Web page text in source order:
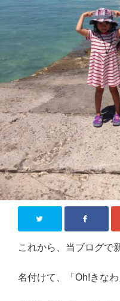
徳島
東京
ロンドン
旅行
国内旅行
四国八十八か所めぐり
海外旅行
おうち居酒屋
感想・レビュー
コスメ・スキンケア
これから、当ブログで
名付けて、「Oh!きなわ